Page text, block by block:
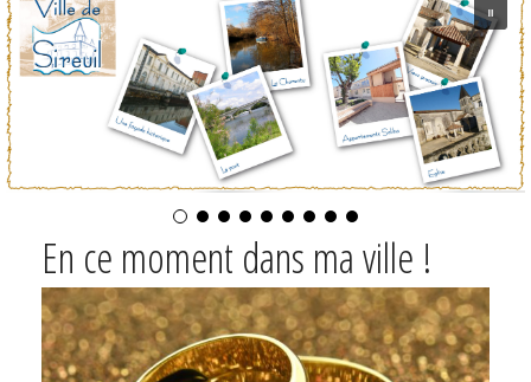
En ce moment dans ma ville !